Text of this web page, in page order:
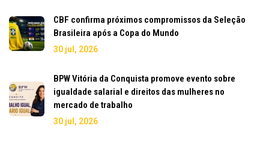
CBF confirma próximos compromissos da Seleção
Brasileira após a Copa do Mundo
30 jul, 2026
BPW Vitória da Conquista promove evento sobre
igualdade salarial e direitos das mulheres no
mercado de trabalho
30 jul, 2026